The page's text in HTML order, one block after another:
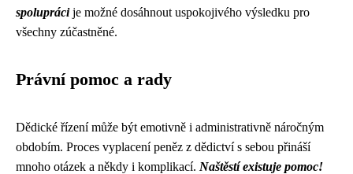
spoluprácije možné dosáhnout uspokojivého výsledku pro
všechny zúčastněné.
Právní pomoc a rady
Dědické řízení může být emotivně i administrativně náročným
obdobím. Proces vyplacení peněz z dědictví s sebou přináší
mnoho otázek a někdy i komplikací. Naštěstí existuje pomoc!